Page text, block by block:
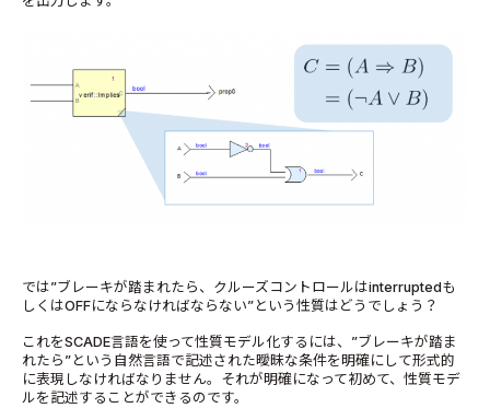
では”ブレーキが踏まれたら、クルーズコントロールはinterruptedも
しくはOFFにならなければならない”という性質はどうでしょう？
これをSCADE言語を使って性質モデル化するには、”ブレーキが踏ま
れたら”という自然言語で記述された曖昧な条件を明確にして形式的
に表現しなければなりません。それが明確になって初めて、性質モデ
ルを記述することができるのです。